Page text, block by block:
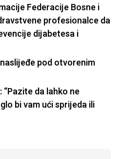
Federacije Bosne i
profesionalce da
dijabetesa i
pod otvorenim
da lahko ne
bi vam ući sprijeda ili